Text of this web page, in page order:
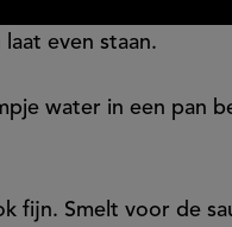
even staan.
water in een pan
fijn. Smelt voor de